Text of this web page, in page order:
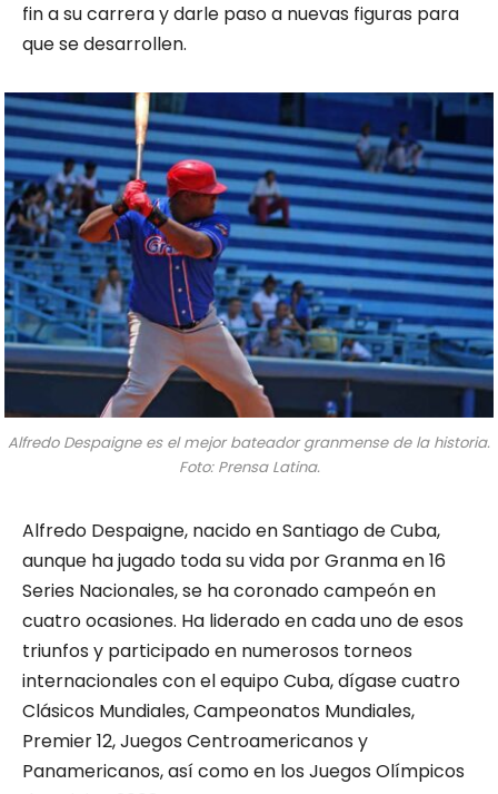
fin a su carrera y darle paso a nuevas figuras para
que se desarrollen.
Alfredo Despaigne es el mejor bateador granmense de la historia.
Foto: Prensa Latina.
Alfredo Despaigne, nacido en Santiago de Cuba,
aunque ha jugado toda su vida por Granma en 16
Series Nacionales, se ha coronado campeón en
cuatro ocasiones. Ha liderado en cada uno de esos
triunfos y participado en numerosos torneos
internacionales con el equipo Cuba, dígase cuatro
Clásicos Mundiales, Campeonatos Mundiales,
Premier 12, Juegos Centroamericanos y
Panamericanos, así como en los Juegos Olímpicos